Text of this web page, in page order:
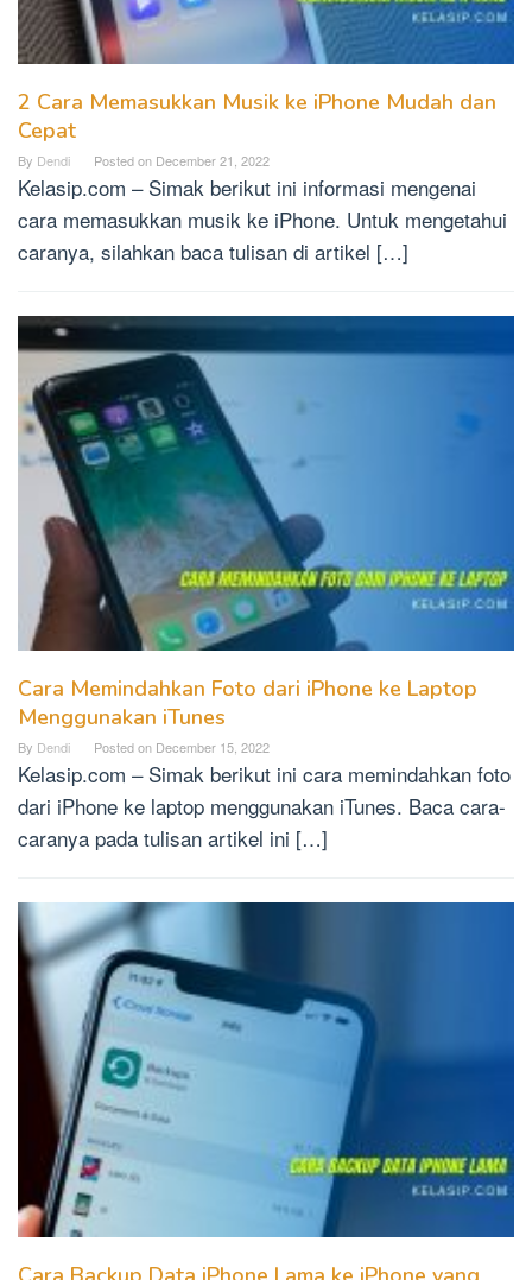
2 Cara Memasukkan Musik ke iPhone Mudah dan
Cepat
By Dendi Posted on December 21, 2022
Kelasip.com – Simak berikut ini informasi mengenai
cara memasukkan musik ke iPhone. Untuk mengetahui
caranya, silahkan baca tulisan di artikel […]
Cara Memindahkan Foto dari iPhone ke Laptop
Menggunakan iTunes
By Dendi Posted on December 15, 2022
Kelasip.com – Simak berikut ini cara memindahkan foto
dari iPhone ke laptop menggunakan iTunes. Baca cara-
caranya pada tulisan artikel ini […]